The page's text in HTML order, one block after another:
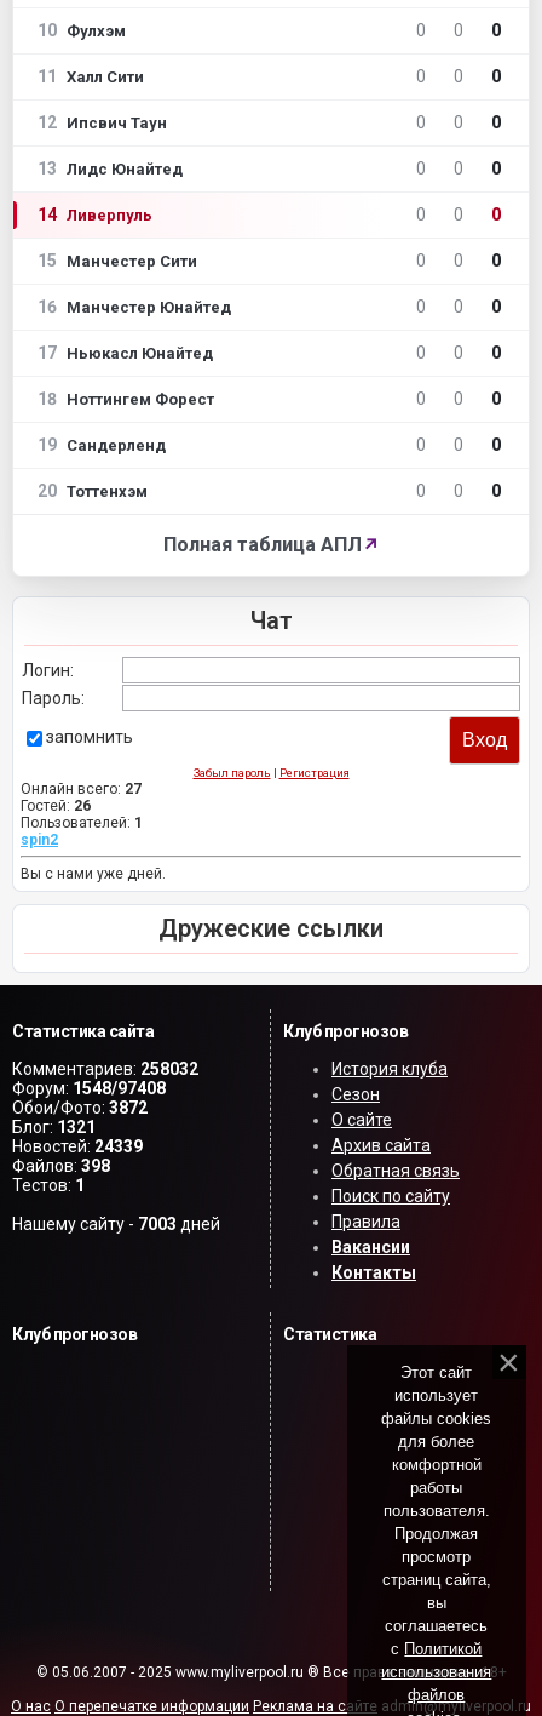
10 Фулхэм 0 0 0
11 Халл Сити 0 0 0
12 Ипсвич Таун 0 0 0
13 Лидс Юнайтед 0 0 0
14 Ливерпуль 0 0 0
15 Манчестер Сити 0 0 0
16 Манчестер Юнайтед 0 0 0
17 Ньюкасл Юнайтед 0 0 0
18 Ноттингем Форест 0 0 0
19 Сандерленд 0 0 0
20 Тоттенхэм 0 0 0
Полная таблица АПЛ ↗
Чат
Логин:
Пароль:
запомнить
Забыл пароль | Регистрация
Онлайн всего: 27
Гостей: 26
Пользователей: 1
spin2
Вы с нами уже дней.
Дружеские ссылки
Статистика сайта
Комментариев: 258032
Форум: 1548/97408
Обои/Фото: 3872
Блог: 1321
Новостей: 24339
Файлов: 398
Тестов: 1
Нашему сайту - 7003 дней
Клуб прогнозов
История клуба
Сезон
О сайте
Архив сайта
Обратная связь
Поиск по сайту
Правила
Вакансии
Контакты
Клуб прогнозов Статистика
© 05.06.2007 - 2025 www.myliverpool.ru ® Все права защищены. 18+
О нас О перепечатке информации Реклама на сайте admin@myliverpool.ru
Этот сайт
использует
файлы cookies
для более
комфортной
работы
пользователя.
Продолжая
просмотр
страниц сайта,
вы
соглашаетесь
с Политикой
использования
файлов